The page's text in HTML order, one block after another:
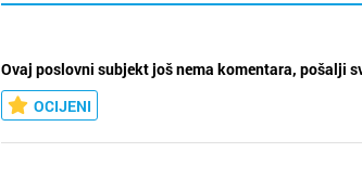
Ovaj poslovni subjekt još nema komentara, pošalji
OCIJENI